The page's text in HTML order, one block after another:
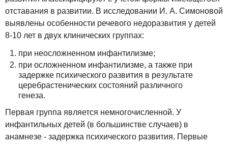
отставания в развитии. В исследовании И. А. Симоновой
выявлены особенности речевого недоразвития у детей
8-10 лет в двух клинических группах:
при неосложненном инфантилизме;
при осложненном инфантилизме, а также при
задержке психического развития в результате
церебрастенических состояний различного
генеза.
Первая группа является немногочисленной. У
инфантильных детей (в большинстве случаев) в
анамнезе - задержка психического развития. Первые